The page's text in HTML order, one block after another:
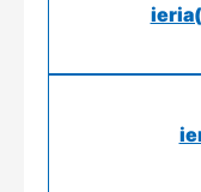
ieria(